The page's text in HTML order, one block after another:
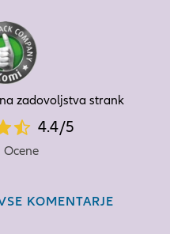
zadovoljstva strank
4.4
star
out
4.4/5
KOMENTARJE